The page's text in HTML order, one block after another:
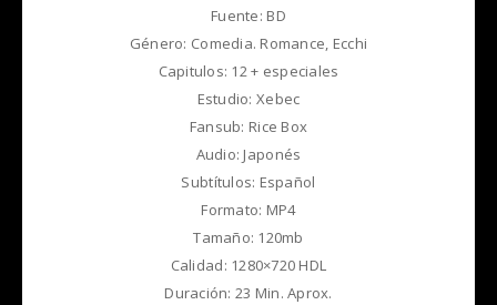
Fuente: BD
Género: Comedia. Romance, Ecchi
Capitulos: 12 + especiales
Estudio: Xebec
Fansub: Rice Box
Audio: Japonés
Subtítulos: Español
Formato: MP4
Tamaño: 120mb
Calidad: 1280×720 HDL
Duración: 23 Min. Aprox.